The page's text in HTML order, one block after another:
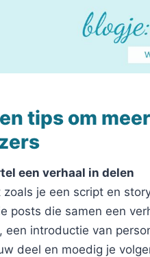
tips om
een verhaal in delen
zoals je een script en
posts die samen een
een introductie van
deel en moedig je